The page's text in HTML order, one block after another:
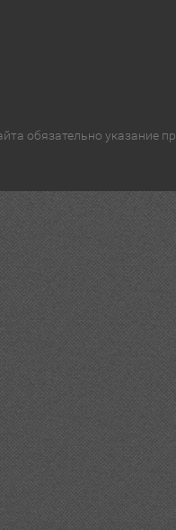
обязательно указание